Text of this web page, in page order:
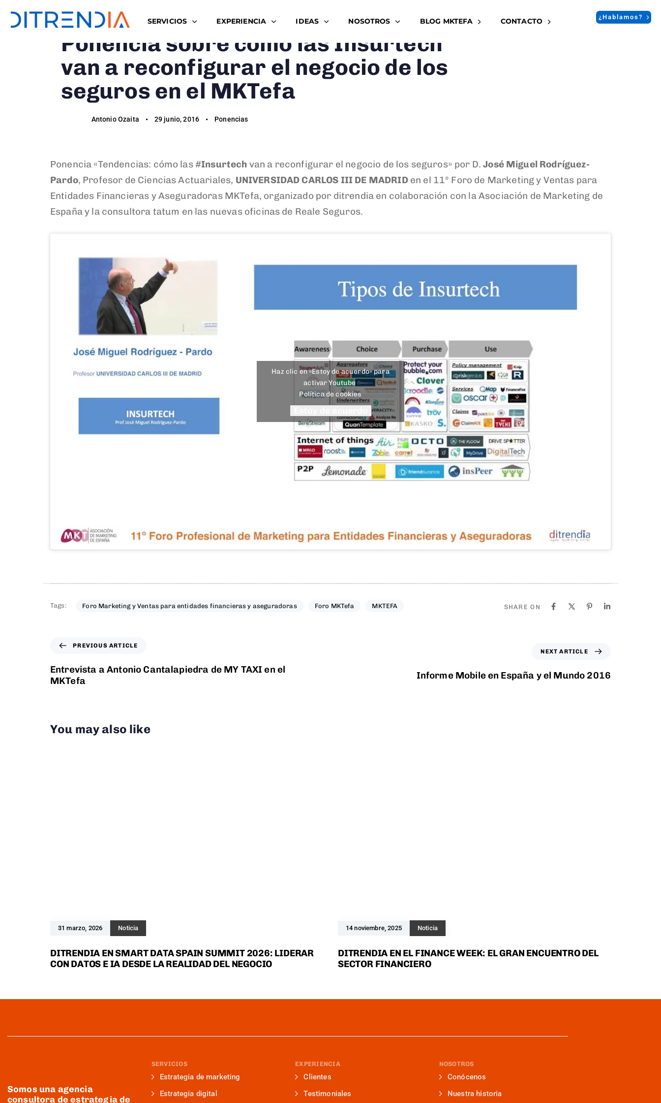
SERVICIOS EXPERIENCIA IDEAS NOSOTROS BLOG MKTEFA CONTACTO ¿Hablamos?
Ponencia sobre cómo las Insurtech
van a reconfigurar el negocio de los
seguros en el MKTefa
Author
Antonio Ozaita
Published
on:
29 junio, 2016
Published
in:
Ponencias
Ponencia «Tendencias: cómo las #Insurtech van a reconfigurar el negocio de los seguros» por D.José Miguel Rodríguez-
Pardo, Profesor de Ciencias Actuariales, UNIVERSIDAD CARLOS III DE MADRIDen el 11º Foro de Marketing y Ventas para
Entidades Financieras y Aseguradoras MKTefa, organizado por ditrendia en colaboración con la Asociación de Marketing de
España y la consultora tatum en las nuevas oficinas de Reale Seguros.
Haz clic en «Estoy de acuerdo» para
activar Youtube
Política de cookies
Tags: Foro Marketing y Ventas para entidades financieras y aseguradoras Foro MKTefa MKTEFA SHARE ON
PREVIOUS ARTICLE
Entrevista a Antonio Cantalapiedra de MY TAXI en el
MKTefa
NEXT ARTICLE
Informe Mobile en España y el Mundo 2016
You may also like
31 marzo, 2026 Noticia
DITRENDIA EN SMART DATA SPAIN SUMMIT 2026: LIDERAR
CON DATOS E IA DESDE LA REALIDAD DEL NEGOCIO
14 noviembre, 2025 Noticia
DITRENDIA EN EL FINANCE WEEK: EL GRAN ENCUENTRO DEL
SECTOR FINANCIERO
Somos una agencia
consultora de estrategia de
SERVICIOS
Estrategia de marketing
Estrategia digital
EXPERIENCIA
Clientes
Testimoniales
NOSOTROS
Conócenos
Nuestra historia